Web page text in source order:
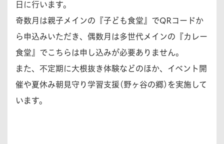
日に行います。
奇数月は親子メインの『子ども食堂』でQRコードか
ら申込みいただき、偶数月は多世代メインの『カレー
食堂』でこちらは申し込みが必要ありません。
また、不定期に大根抜き体験などのほか、イベント開
催や夏休み朝見守り学習支援(野ヶ谷の郷)を実施して
います。